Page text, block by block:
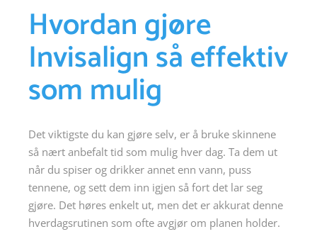
Hvordan gjøre
Invisalign så effektiv
som mulig
Det viktigste du kan gjøre selv, er å bruke skinnene
så nært anbefalt tid som mulig hver dag. Ta dem ut
når du spiser og drikker annet enn vann, puss
tennene, og sett dem inn igjen så fort det lar seg
gjøre. Det høres enkelt ut, men det er akkurat denne
hverdagsrutinen som ofte avgjør om planen holder.